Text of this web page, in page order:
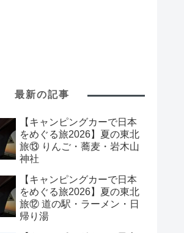
最新の記事
【キャンピングカーで日本
をめぐる旅2026】夏の東北
旅⑬ りんご・蕎麦・岩木山
神社
【キャンピングカーで日本
をめぐる旅2026】夏の東北
旅⑫ 道の駅・ラーメン・日
帰り湯